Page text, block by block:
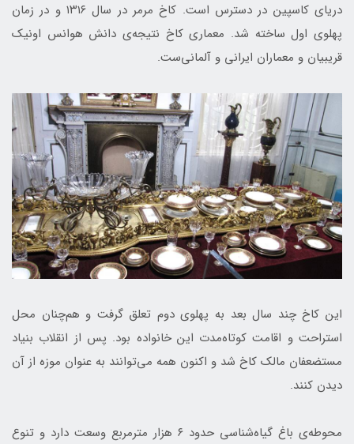
دریای کاسپین در دسترس است. کاخ مرمر در سال ۱۳۱۶ و در زمان
پهلوی اول ساخته شد. معماری کاخ نتیجه‌ی دانش هوانس اونیک
قریبیان و معماران ایرانی و آلمانی‌ست.
این کاخ چند سال بعد به پهلوی دوم تعلق گرفت و هم‌چنان محل
استراحت و اقامت کوتاه‌مدت این خانواده بود. پس از انقلاب بنیاد
مستضعفان مالک کاخ شد و اکنون همه می‌توانند به عنوان موزه از آن
دیدن کنند.
محوطه‌ی باغ گیاه‌شناسی حدود ۶ هزار مترمربع وسعت دارد و تنوع